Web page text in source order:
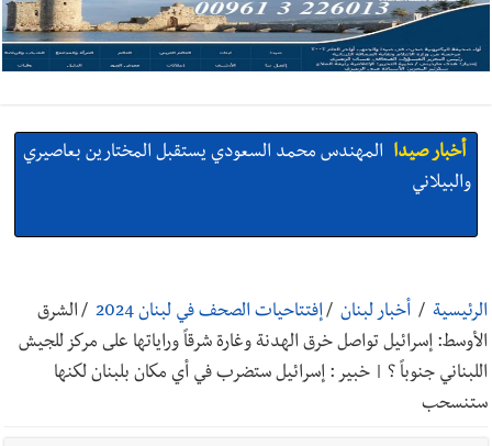
أخبار صيدا المهندس محمد السعودي يستقبل المختارين بعاصيري
والبيلاني
أخبار صيدا We are hiring in Saida - Apply now before 14
august ...مطلوب موظفة للعمل في الأكاديمية الدولية لبناء
الرئيسية / أخبار لبنان /إفتتاحيات الصحف في لبنان 2024 / الشرق
الأوسط: إسرائيل تواصل خرق الهدنة وغارة شرقاً وراياتها على مركز للجيش
اللبناني جنوباً ؟ | خبير : إسرائيل ستضرب في أي مكان بلبنان لكنها
ستنسحب